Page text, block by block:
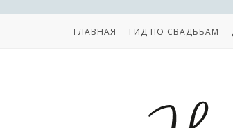
ГЛАВНАЯ ГИД ПО СВАДЬБАМ